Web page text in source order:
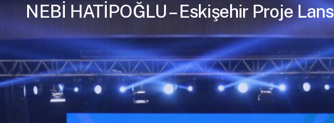
NEBİ HATİPOĞLU – Eskişehir Proje